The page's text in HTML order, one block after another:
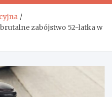
zabójstwo 52-latka w